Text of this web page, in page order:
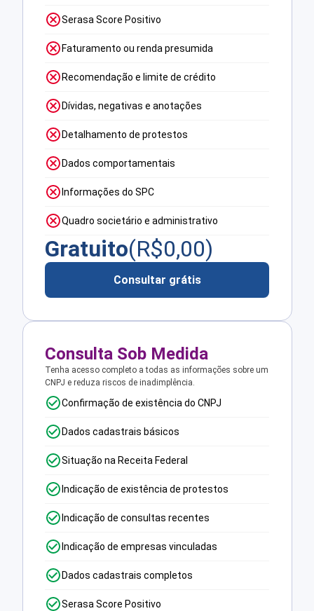
Serasa Score Positivo
Faturamento ou renda presumida
Recomendação e limite de crédito
Dívidas, negativas e anotações
Detalhamento de protestos
Dados comportamentais
Informações do SPC
Quadro societário e administrativo
Gratuito(R$0,00)
Consultar grátis
Consulta Sob Medida
Tenha acesso completo a todas as informações sobre um
CNPJ e reduza riscos de inadimplência.
Confirmação de existência do CNPJ
Dados cadastrais básicos
Situação na Receita Federal
Indicação de existência de protestos
Indicação de consultas recentes
Indicação de empresas vinculadas
Dados cadastrais completos
Serasa Score Positivo